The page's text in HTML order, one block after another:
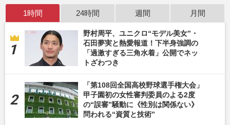
1時間 24時間 週間 月間
野村周平、ユニクロ“モデル美女”・
石田夢実と熱愛報道！下半身強調の
「過激すぎる三角水着」公開でネッ
トざわつき
「第108回全国高校野球選手権大会」
甲子園初の女性審判委員のよる2度
の“誤審”騒動に《性別は関係ない》
問われる“資質と技術”